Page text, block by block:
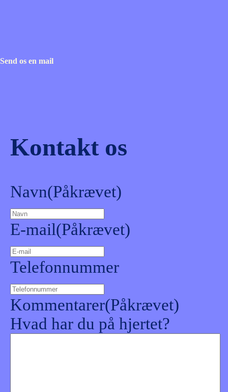
Send os en mail
Kontakt os
Navn(Påkrævet)
E-mail(Påkrævet)
Telefonnummer
Kommentarer(Påkrævet)
Hvad har du på hjertet?